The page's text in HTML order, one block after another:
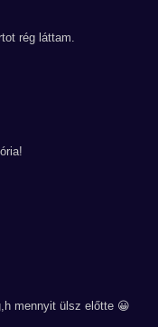
rég láttam.
mennyit ülsz előtte 😀